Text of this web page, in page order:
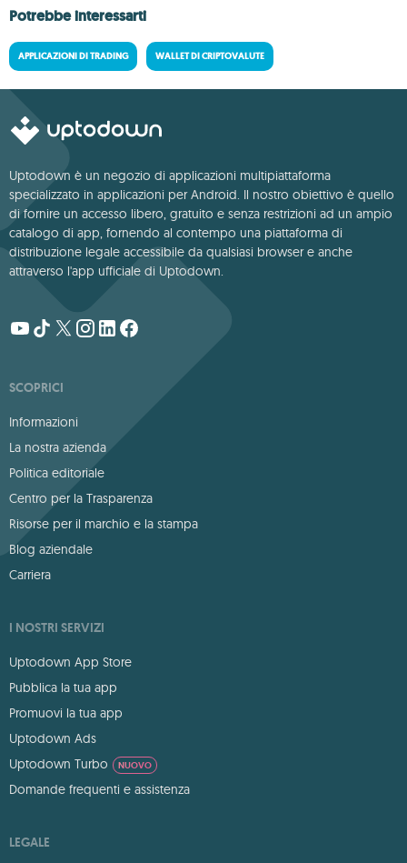
Potrebbe interessarti
APPLICAZIONI DI TRADING WALLET DI CRIPTOVALUTE
Uptodown è un negozio di applicazioni multipiattaforma
specializzato in applicazioni per Android. Il nostro obiettivo è quello
di fornire un accesso libero, gratuito e senza restrizioni ad un ampio
catalogo di app, fornendo al contempo una piattaforma di
distribuzione legale accessibile da qualsiasi browser e anche
attraverso l'app ufficiale di Uptodown.
SCOPRICI
Informazioni
La nostra azienda
Politica editoriale
Centro per la Trasparenza
Risorse per il marchio e la stampa
Blog aziendale
Carriera
I NOSTRI SERVIZI
Uptodown App Store
Pubblica la tua app
Promuovi la tua app
Uptodown Ads
Uptodown Turbo
NUOVO
Domande frequenti e assistenza
LEGALE